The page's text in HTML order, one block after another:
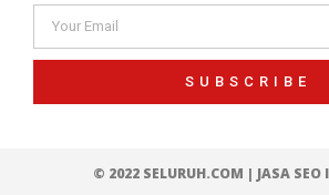
SUBSCRIBE
© 2022 SELURUH.COM | JASA SEO